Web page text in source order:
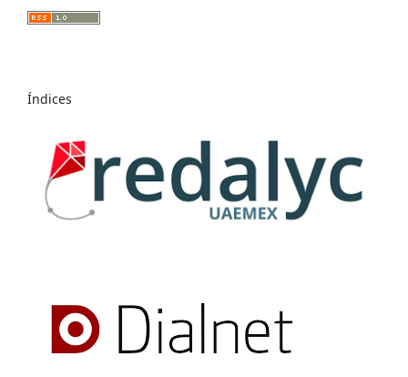
Índices